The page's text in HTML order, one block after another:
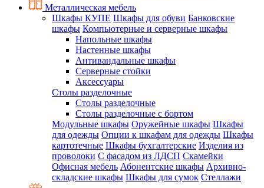
Металлическая мебель
Шкафы КУПЕ Шкафы для обуви Банковские
шкафы Компьютерные и серверные шкафы
Напольные шкафы
Настенные шкафы
Антивандальные шкафы
Серверные стойки
Аксессуары
Столы разделочные
Столы разделочные
Столы разделочные с бортом
Модульные шкафы Оружейные шкафы Шкафы
для одежды Опции к шкафам для одежды Шкафы
картотечные Шкафы бухгалтерские Изделия из
проволоки С фасадом из ЛДСП Скамейки
Офисная мебель Абонентские шкафы Архивно-
складские шкафы Шкафы для сумок Стеллажи